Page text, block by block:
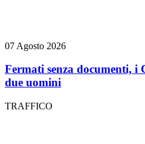
07 Agosto 2026
Fermati senza documenti, i
due uomini
TRAFFICO